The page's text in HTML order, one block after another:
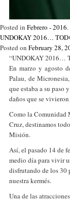
Posted in Febrero - 2016.
UNDOKAY 2016…
Posted on February 28,
“UNDOKAY 2016…
En marzo y agosto
Palau, de
que estaba a su paso
daños que se
Como la Comunidad
Cruz, destinamos
Misión.
Así, el pasado 14 de
medio día para vivir
disfrutando de los 30
nuestra kermés.
Una de las